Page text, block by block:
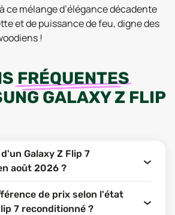
ce mélange d’élégance décadente
et de puissance de feu, digne des
!
FRÉQUENTES
GALAXY Z FLIP
Galaxy Z Flip 7
août 2026 ?
de prix selon l'état
7 reconditionné ?